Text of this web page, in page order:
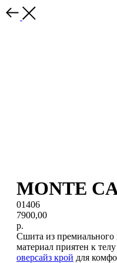
MONTE
01406
7900,00
р.
Сшита из
материал приятен к
оверсайз крой для